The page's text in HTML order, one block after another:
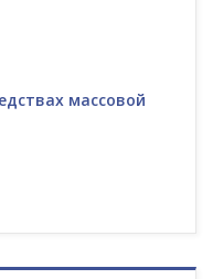
массовой